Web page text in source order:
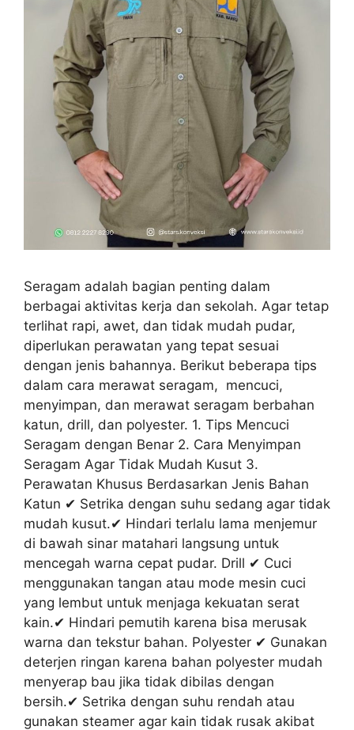
Seragam adalah bagian penting dalam
berbagai aktivitas kerja dan sekolah. Agar tetap
terlihat rapi, awet, dan tidak mudah pudar,
diperlukan perawatan yang tepat sesuai
dengan jenis bahannya. Berikut beberapa tips
dalam cara merawat seragam, mencuci,
menyimpan, dan merawat seragam berbahan
katun, drill, dan polyester. 1. Tips Mencuci
Seragam dengan Benar 2. Cara Menyimpan
Seragam Agar Tidak Mudah Kusut 3.
Perawatan Khusus Berdasarkan Jenis Bahan
Katun ✔ Setrika dengan suhu sedang agar tidak
mudah kusut.✔ Hindari terlalu lama menjemur
di bawah sinar matahari langsung untuk
mencegah warna cepat pudar. Drill ✔ Cuci
menggunakan tangan atau mode mesin cuci
yang lembut untuk menjaga kekuatan serat
kain.✔ Hindari pemutih karena bisa merusak
warna dan tekstur bahan. Polyester ✔ Gunakan
deterjen ringan karena bahan polyester mudah
menyerap bau jika tidak dibilas dengan
bersih.✔ Setrika dengan suhu rendah atau
gunakan steamer agar kain tidak rusak akibat